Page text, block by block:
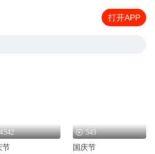
打开APP
4542
节
543
国庆节